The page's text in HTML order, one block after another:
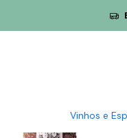
Vinhos e
Van Zellers & Co